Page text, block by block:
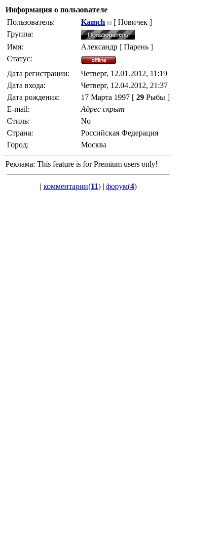
Информация о пользователе
Пользователь:
Kamch
[ Новичек ]
Группа:
Имя:
Александр [ Парень ]
Статус:
Дата регистрации:
Четверг, 12.01.2012, 11:19
Дата входа:
Четверг, 12.04.2012, 21:37
Дата рождения:
17 Марта 1997 [ 29 Рыбы ]
E-mail:
Адрес скрыт
Стиль:
No
Страна:
Российская Федерация
Город:
Москва
Реклама: This feature is for Premium users only!
| комментарии(11) | форум(4)